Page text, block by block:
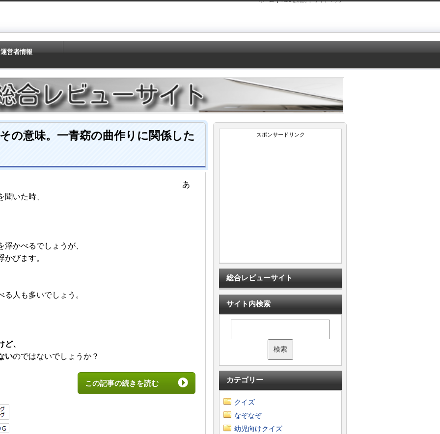
運営者情報
の意味。一青窈の曲作りに関係した
あ
いた時、
浮かべるでしょうが、
びます。
人も多いでしょう。
、
いのではないでしょうか？
この記事の続きを読む
スポンサードリンク
総合レビューサイト
サイト内検索
カテゴリー
クイズ
なぞなぞ
幼児向けクイズ